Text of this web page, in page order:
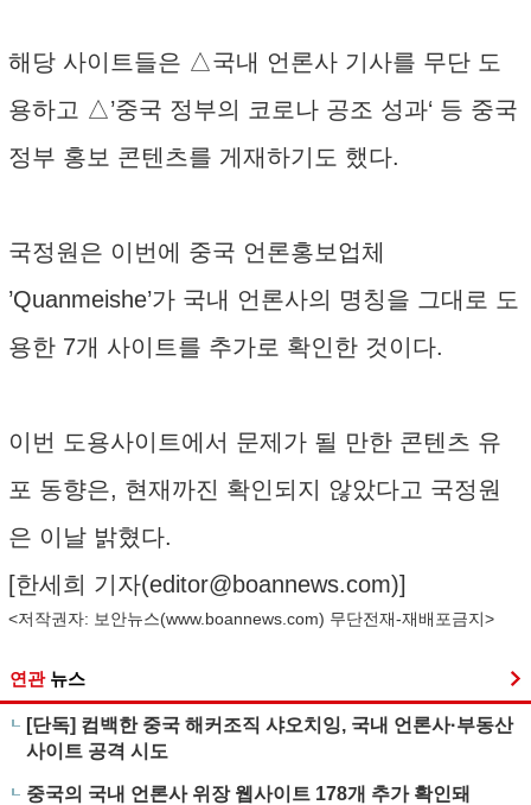
해당 사이트들은 △국내 언론사 기사를 무단 도
용하고 △’중국 정부의 코로나 공조 성과‘ 등 중국
정부 홍보 콘텐츠를 게재하기도 했다.
국정원은 이번에 중국 언론홍보업체
’Quanmeishe’가 국내 언론사의 명칭을 그대로 도
용한 7개 사이트를 추가로 확인한 것이다.
이번 도용사이트에서 문제가 될 만한 콘텐츠 유
포 동향은, 현재까진 확인되지 않았다고 국정원
은 이날 밝혔다.
[한세희 기자(editor@boannews.com)]
<저작권자: 보안뉴스(www.boannews.com) 무단전재-재배포금지>
연관 뉴스
[단독] 컴백한 중국 해커조직 샤오치잉, 국내 언론사·부동산
사이트 공격 시도
중국의 국내 언론사 위장 웹사이트 178개 추가 확인돼